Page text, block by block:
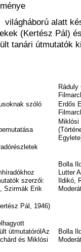
alatt
(Kertész Pál)
tanári útmutatók
Ráduly
szóló
Erdős
Miklósi
szerzői:
Szirmák Erik
Bolla
Lutter
Ildikó,
Pál, 1946)
útmutatórólAz
és Miklósi
Bolla